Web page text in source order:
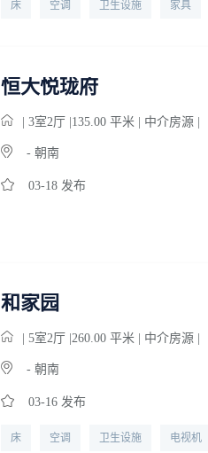
床 空调 卫生设施 家具
恒大悦珑府
| 3室2厅 |135.00 平米 | 中介房源 |
- 朝南
03-18 发布
和家园
| 5室2厅 |260.00 平米 | 中介房源 |
- 朝南
03-16 发布
床 空调 卫生设施 电视机